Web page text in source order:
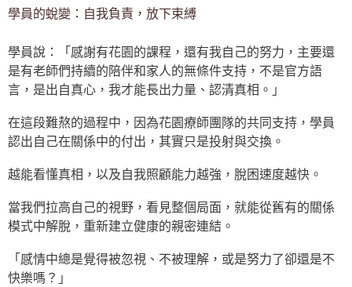
學員的蛻變：自我負責，放下束縛
學員說：「感謝有花園的課程，還有我自己的努力，主要還
是有老師們持續的陪伴和家人的無條件支持，不是官方語
言，是出自真心，我才能長出力量、認清真相。」
在這段難熬的過程中，因為花園療師團隊的共同支持，學員
認出自己在關係中的付出，其實只是投射與交換。
越能看懂真相，以及自我照顧能力越強，脫困速度越快。
當我們拉高自己的視野，看見整個局面，就能從舊有的關係
模式中解脫，重新建立健康的親密連結。
「感情中總是覺得被忽視、不被理解，或是努力了卻還是不
快樂嗎？」